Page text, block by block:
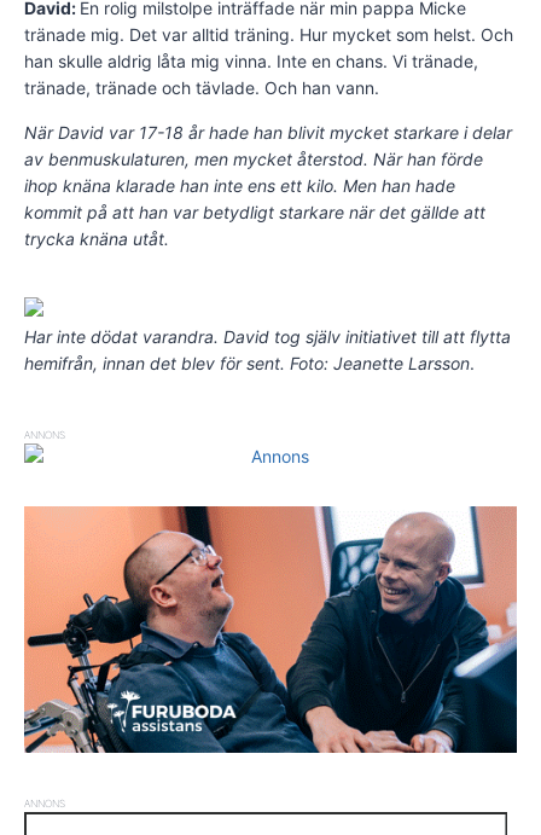
David: En rolig milstolpe inträffade när min pappa Micke
tränade mig. Det var alltid träning. Hur mycket som helst. Och
han skulle aldrig låta mig vinna. Inte en chans. Vi tränade,
tränade, tränade och tävlade. Och han vann.
När David var 17-18 år hade han blivit mycket starkare i delar
av benmuskulaturen, men mycket återstod. När han förde
ihop knäna klarade han inte ens ett kilo. Men han hade
kommit på att han var betydligt starkare när det gällde att
trycka knäna utåt.
Har inte dödat varandra. David tog själv initiativet till att flytta
hemifrån, innan det blev för sent. Foto: Jeanette Larsson.
ANNONS
ANNONS